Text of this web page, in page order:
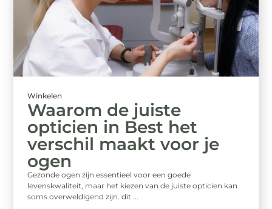
Winkelen
Waarom de juiste
opticien in Best het
verschil maakt voor je
ogen
Gezonde ogen zijn essentieel voor een goede
levenskwaliteit, maar het kiezen van de juiste opticien kan
soms overweldigend zijn. dit ...